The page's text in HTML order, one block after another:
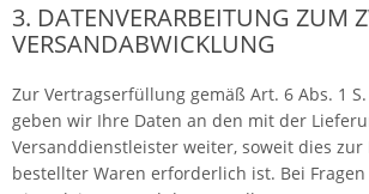
3. DATENVERARBEITUNG ZUM
VERSANDABWICKLUNG
Zur Vertragserfüllung gemäß Art. 6 Abs. 1 S.
geben wir Ihre Daten an den mit der
Versanddienstleister weiter, soweit dies zur
bestellter Waren erforderlich ist. Bei